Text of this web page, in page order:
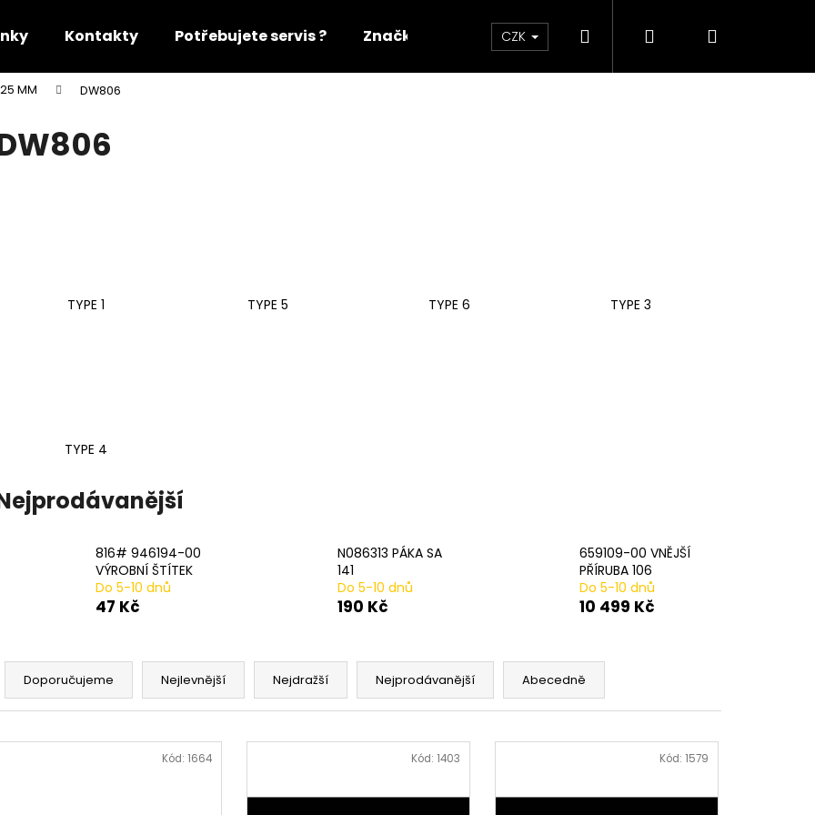
Kontakty Potřebujete servis ? Značky CZK HledatPřihlášení
MM DW806
TYPE 1 TYPE 5 TYPE 6 TYPE 3
TYPE 4
816# 946194-00
VÝROBNÍ ŠTÍTEK
Do 5-10 dnů
47 Kč
N086313 PÁKA SA
141
Do 5-10 dnů
190 Kč
659109-00 VNĚJŠÍ
PŘÍRUBA 106
Do 5-10 dnů
10 499 Kč
Ř
Doporučujeme Nejlevnější Nejdražší Nejprodávanější Abecedně
Kód:1664 Kód: 1403 Kód: 1579
Co potřebujete najít?